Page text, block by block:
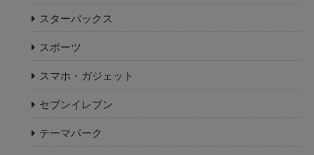
スターバックス
スポーツ
スマホ・ガジェット
セブンイレブン
テーマパーク